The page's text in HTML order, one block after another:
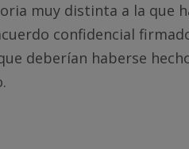
muy distinta a la que
confidencial
deberían haberse